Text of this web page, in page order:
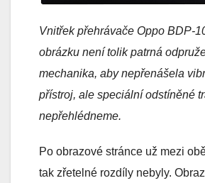
Vnitřek přehrávače Oppo BDP-
obrázku není tolik patrná
mechanika, aby nepřenášela
přístroj, ale speciální odstíněné
nepřehlédneme.
Po obrazové stránce už mezi
tak zřetelné rozdíly nebyly.